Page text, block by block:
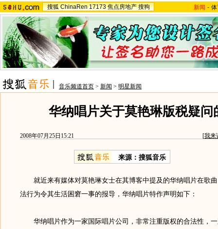
搜狐 ChinaRen 17173 焦点房地产 搜狗 新闻 -
音乐频道首页 > 新闻 > 明星新闻
华纳唱片关于莫艳琳版税疑问
2008年07月25日15:21 [我来
来源：搜狐音乐
就近来有媒体对莫艳琳女士在其博客中提及的华纳唱片在歌曲
法行为令其生活困窘一事的报导，华纳唱片特作声明如下：
华纳唱片作为一家国际唱片公司，非常注重版权的合法性，一